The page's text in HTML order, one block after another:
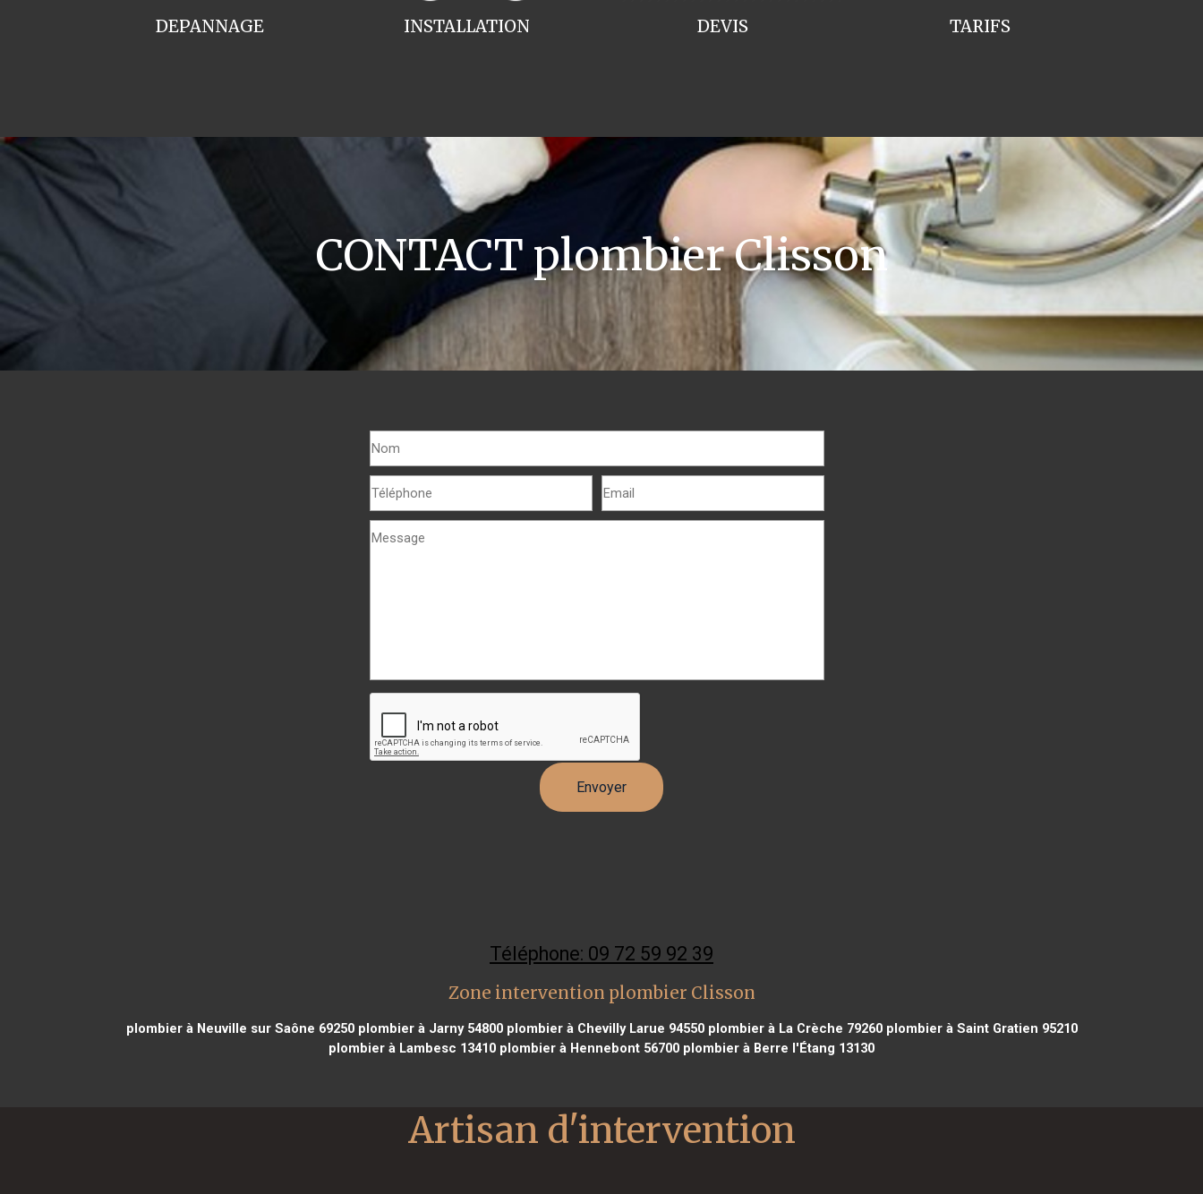
INSTALLATION
DEPANNAGE TARIFS
DEVIS
CONTACT plombier Clisson
Téléphone: 09 72 59 92 39
Zone intervention plombier Clisson
plombier à Neuville sur Saône 69250plombier à Jarny 54800plombier à Chevilly Larue 94550plombier à La Crèche 79260plombier à Saint Gratien 95210
plombier à Lambesc 13410 plombier à Hennebont 56700 plombier à Berre l'Étang 13130
Artisan d'intervention